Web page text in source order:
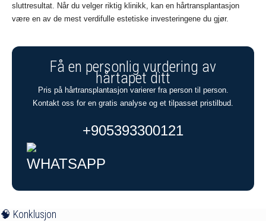
sluttresultat. Når du velger riktig klinikk, kan en hårtransplantasjon
være en av de mest verdifulle estetiske investeringene du gjør.
Få en personlig vurdering av
hårtapet ditt
Pris på hårtransplantasjon varierer fra person til person.
Kontakt oss for en gratis analyse og et tilpasset pristilbud.
+905393300121
🧠 Konklusjon